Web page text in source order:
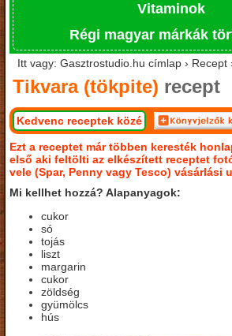
Vitaminok
Régi magyar márkák
Itt vagy: Gasztrostudio.hu címlap › Recept
Tikvara (tökpite) recept
Kedvenc receptek közé
Ezt a receptet már többen keresték
első aki feltölti az elkészített receptet
vele (Spar, Penny vagy Tesco) vásárlási
Mi kellhet hozzá? Alapanyagok:
cukor
só
tojás
liszt
margarin
cukor
zöldség
gyümölcs
hús